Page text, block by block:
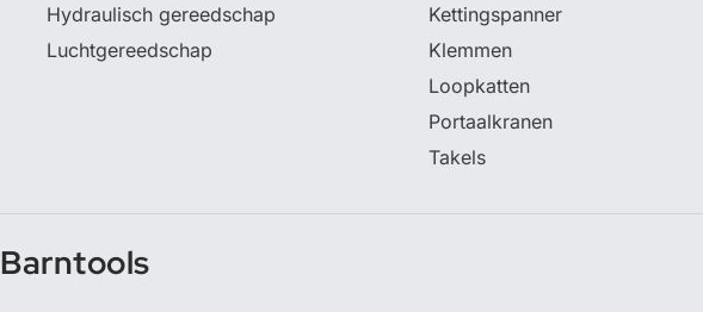
Hydraulisch gereedschap
Luchtgereedschap
Kettingspanner
Klemmen
Loopkatten
Portaalkranen
Takels
Barntools